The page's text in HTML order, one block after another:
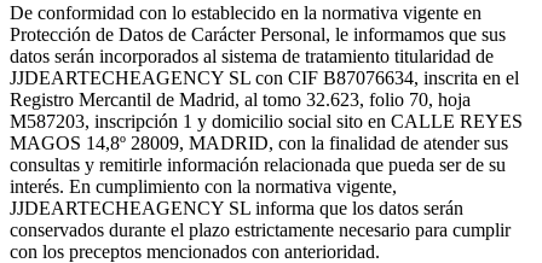
De conformidad con lo establecido en la normativa vigente en
Protección de Datos de Carácter Personal, le informamos que sus
datos serán incorporados al sistema de tratamiento titularidad de
JJDEARTECHEAGENCY SL con CIF B87076634, inscrita en el
Registro Mercantil de Madrid, al tomo 32.623, folio 70, hoja
M587203, inscripción 1 y domicilio social sito en CALLE REYES
MAGOS 14,8º 28009, MADRID, con la finalidad de atender sus
consultas y remitirle información relacionada que pueda ser de su
interés. En cumplimiento con la normativa vigente,
JJDEARTECHEAGENCY SL informa que los datos serán
conservados durante el plazo estrictamente necesario para cumplir
con los preceptos mencionados con anterioridad.